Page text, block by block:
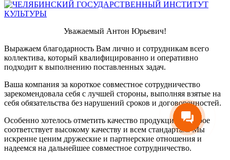
Уважаемый Антон Юрьевич!
Выражаем благодарность Вам лично и сотрудникам всего
коллектива, который квалифицированно и оперативно
подходит к выполнению поставленных задач.
Ваша компания за короткое совместное сотрудничество
зарекомендовала себя с лучшей стороны, выполняя взятые на
себя обязательства без нарушений сроков и договоренностей.
Особенно хотелось отметить качество продукции, которое
соответствует высокому качеству и всем стандартам. Мы
искренне ценим дружеские и партнерские отношения и
надеемся на дальнейшее совместное сотрудничество.